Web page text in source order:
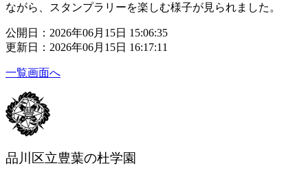
ながら、スタンプラリーを楽しむ様子が見られました。
公開日：2026年06月15日 15:06:35
更新日：2026年06月15日 16:17:11
一覧画面へ
品川区立豊葉の杜学園